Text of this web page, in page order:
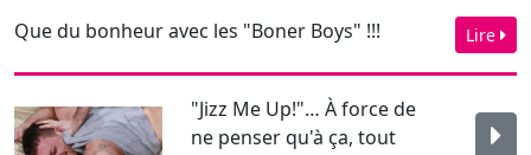
"Global Entry: Caribbean"
et ses hommes sensuels,
chauds, souriants, ...